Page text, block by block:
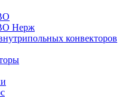
Нерж
конвекторов